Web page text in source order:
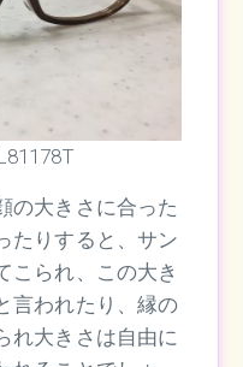
の大きさに合った
たりすると、サン
こられ、この大き
言われたり、縁の
れ大きさは自由に